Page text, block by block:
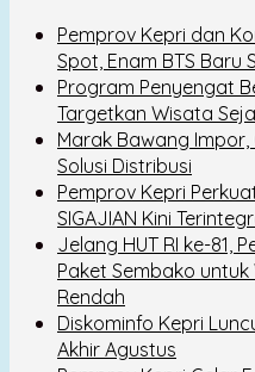
Pemprov Kepri dan
Spot, Enam BTS Baru
Program Penyengat
Targetkan Wisata
Marak Bawang Impor,
Solusi Distribusi
Pemprov Kepri
SIGAJIAN Kini
Jelang HUT RI ke-81,
Paket Sembako
Rendah
Diskominfo Kepri
Akhir Agustus